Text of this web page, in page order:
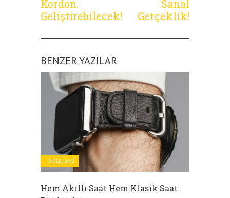
Kordon
Geliştirebilecek!
Sanal
Gerçeklik!
BENZER YAZILAR
AKILLI SAAT
Hem Akıllı Saat Hem Klasik Saat